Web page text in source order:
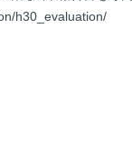
h30_evaluation/